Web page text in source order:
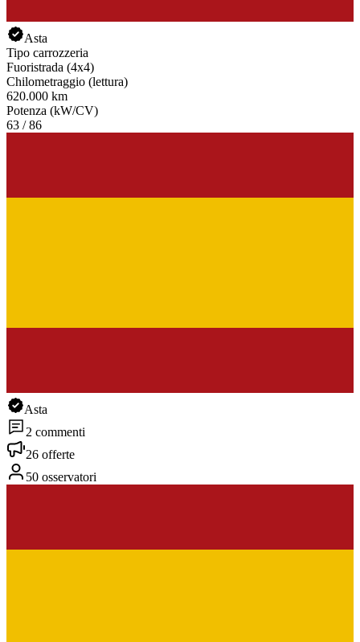
Asta
Tipo carrozzeria
Fuoristrada (4x4)
Chilometraggio (lettura)
620.000 km
Potenza (kW/CV)
63 / 86
Asta
2 commenti
26 offerte
50 osservatori